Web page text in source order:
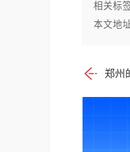
相关标签
本文地
郑州